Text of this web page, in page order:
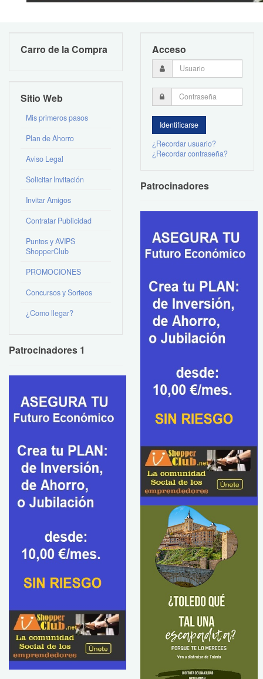
Carro de la Compra
Sitio Web
Mis primeros pasos
Plan de Ahorro
Aviso Legal
Solicitar Invitación
Invitar Amigos
Contratar Publicidad
Puntos y AVIPS
ShopperClub
PROMOCIONES
Concursos y Sorteos
¿Como llegar?
Patrocinadores 1
Acceso
¿Recordar usuario?
¿Recordar contraseña?
Patrocinadores